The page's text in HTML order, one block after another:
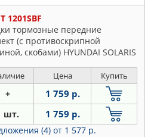
1201SBF
тормозные передние
(с противоскрипной
скобами) HYUNDAI SOLARIS
Цена Купить
+ 1 759 р.
шт. 1 759 р.
(4) от 1 577 р.